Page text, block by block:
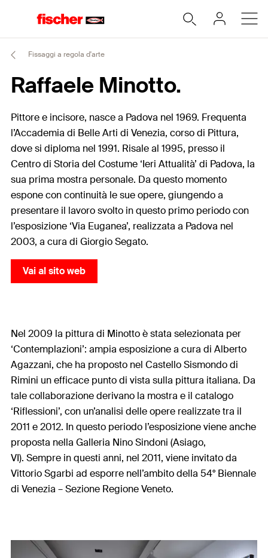
Fissaggi a regola d'arte
Raffaele Minotto.
Pittore e incisore, nasce a Padova nel 1969. Frequenta
l’Accademia di Belle Arti di Venezia, corso di Pittura,
dove si diploma nel 1991. Risale al 1995, presso il
Centro di Storia del Costume ‘Ieri Attualità’ di Padova, la
sua prima mostra personale. Da questo momento
espone con continuità le sue opere, giungendo a
presentare il lavoro svolto in questo primo periodo con
l’esposizione ‘Via Euganea’, realizzata a Padova nel
2003, a cura di Giorgio Segato.
Vai al sito web
Nel 2009 la pittura di Minotto è stata selezionata per
‘Contemplazioni’: ampia esposizione a cura di Alberto
Agazzani, che ha proposto nel Castello Sismondo di
Rimini un efficace punto di vista sulla pittura italiana. Da
tale collaborazione derivano la mostra e il catalogo
‘Riflessioni’, con un’analisi delle opere realizzate tra il
2011 e 2012. In questo periodo l’esposizione viene anche
proposta nella Galleria Nino Sindoni (Asiago,
VI). Sempre in questi anni, nel 2011, viene invitato da
Vittorio Sgarbi ad esporre nell’ambito della 54° Biennale
di Venezia – Sezione Regione Veneto.